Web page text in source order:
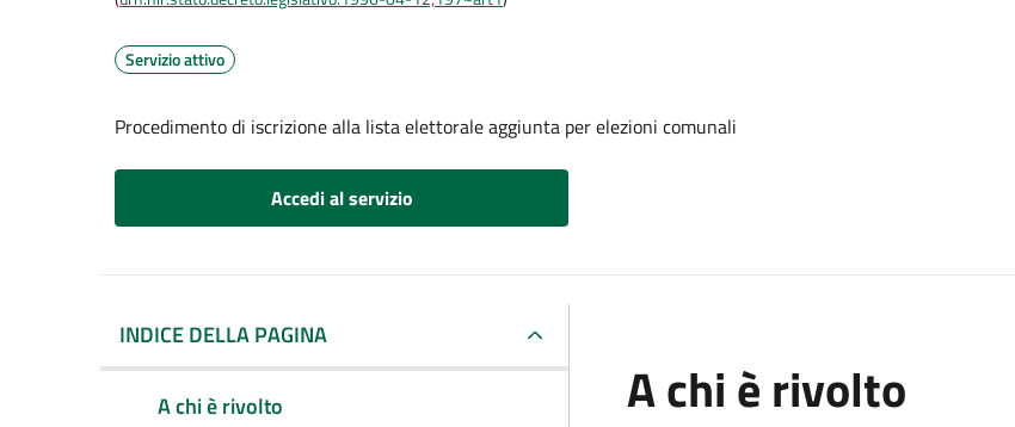
Servizio attivo
Procedimento di iscrizione alla lista elettorale aggiunta per elezioni comunali
Accedi al servizio
INDICE DELLA PAGINA
A chi è rivolto
A chi è rivolto